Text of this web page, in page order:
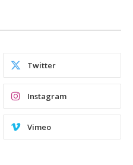
Twitter
Instagram
Vimeo